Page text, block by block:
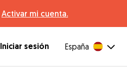
Activar mi cuenta.
Iniciar sesión España